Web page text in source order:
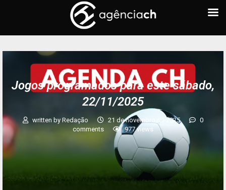
Jogos programados para este sábado,
22/11/2025
written by Redação 21 de novembro de 2025
0
comments
977views